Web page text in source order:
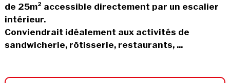
de 25m² accessible directement par un escalier
intérieur.
Conviendrait idéalement aux activités de
sandwicherie, rôtisserie, restaurants, ...